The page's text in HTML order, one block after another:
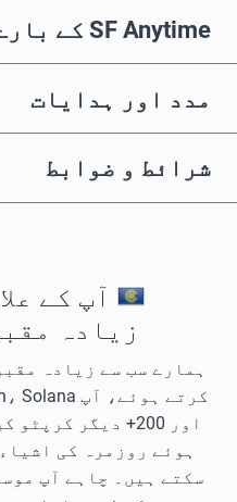
SF Anytime کے بارے میں
مدد اور ہدایات
شرائط و ضوابط
آپ کے
زیادہ
ہمارے سب سے زیادہ
اور 200+ دیگر
ہوئے روزمرہ کی
سکتے ہیں۔ چاہے آپ